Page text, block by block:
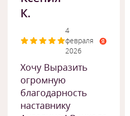
К.
4
февраля
2026
Хочу Выразить
огромную
благодарность
наставнику